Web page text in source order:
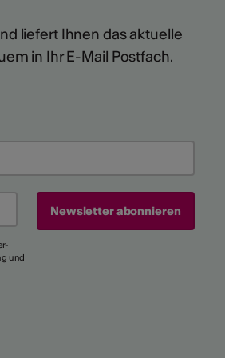
liefert Ihnen das aktuelle
in Ihr E-Mail Postfach.
und